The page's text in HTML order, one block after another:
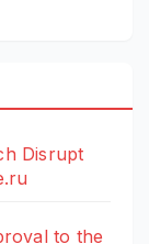
Disrupt
to the